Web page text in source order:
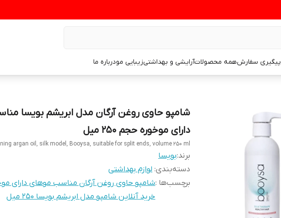
پیگیری سفارشهمه محصولاتآرایشی و بهداشتیزیبایی مودرباره ما
شامپو حاوی روغن آرگان مدل ابریشم بویسا
دارای موخوره حجم ۲۵۰ میل
argan oil, silk model, Booysa, suitable for split ends, volume 250 ml
برند:بویسا
دسته‌بندی: لوازم بهداشتی
برچسب‌ها :شامپو حاوی روغن آرگان مناسب موهای دارای
خرید آنلاین شامپو مدل ابریشم بویسا ۲۵۰ میل